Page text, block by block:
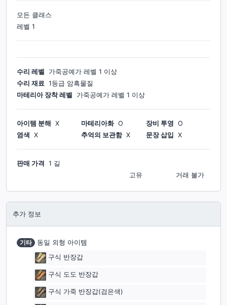
모든 클래스
레벨 1
수리 레벨 가죽공예가 레벨 1 이상
수리 재료 1등급 암흑물질
마테리아 장착 레벨
가죽공예가 레벨 1 이상
아이템 분해 X 마테리아화 O 장비 투영 O
염색
X 추억의 보관함 X 문장 삽입 X
판매 가격
1 길
거래 불가
고유
추가 정보
기타
동일 외형 아이템
구식 반장갑
구식 도도 반장갑
구식 가죽 반장갑(검은색)